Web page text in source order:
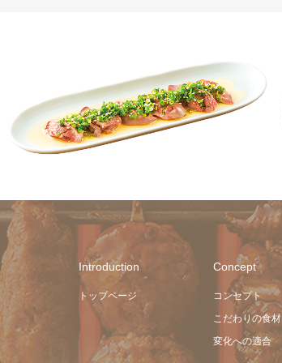
商品
Introduction
トップページ
Concept
コンセプト
こだわりの食材
変化への適合